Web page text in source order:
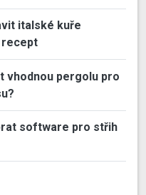
italské kuře
recept
vhodnou pergolu pro
software pro střih